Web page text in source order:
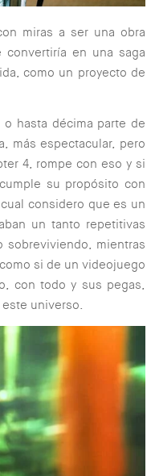
miras a ser una obra
en una saga
como un proyecto de
hasta décima parte de
más espectacular, pero
4, rompe con eso y si
su propósito con
considero que es un
un tanto repetitivas
sobreviviendo, mientras
si de un videojuego
con todo y sus pegas,
universo.